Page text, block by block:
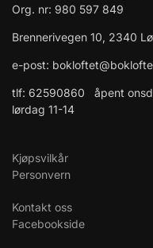
Org. nr: 980 597 849
Brennerivegen 10, 2340
e-post:
tlf: 62590860 åpent
lørdag 11-14
Kjøpsvilkår
Personvern
Kontakt oss
Facebookside